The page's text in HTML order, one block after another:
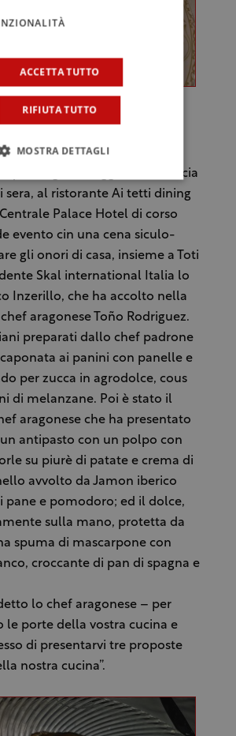
questo gemellaggio tra Valencia
sera, al ristorante Ai tetti dining
Palace Hotel di corso
evento cin una cena siculo-
gli onori di casa, insieme a Toti
Skal international Italia lo
Inzerillo, che ha accolto nella
aragonese Toño Rodriguez.
preparati dallo chef padrone
ai panini con panelle e
per zucca in agrodolce, cous
di melanzane. Poi è stato il
aragonese che ha presentato
antipasto con un polpo con
su piurè di patate e crema di
avvolto da Jamon iberico
pane e pomodoro; ed il dolce,
sulla mano, protetta da
spuma di mascarpone con
croccante di pan di spagna e
lo chef aragonese – per
le porte della vostra cucina e
di presentarvi tre proposte
nostra cucina”.
ACCETTA TUTTO
RIFIUTA TUTTO
MOSTRA DETTAGLI